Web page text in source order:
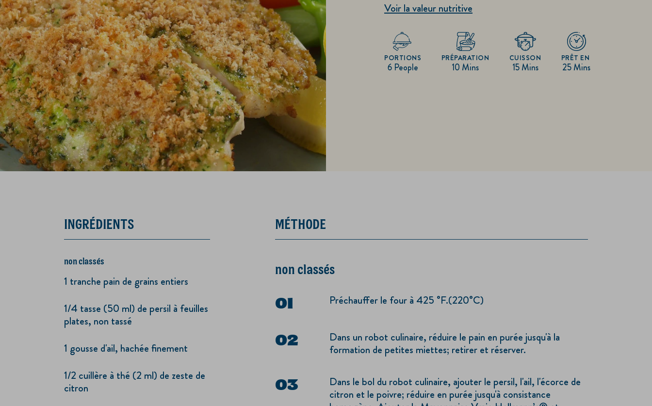
Voir la valeur nutritive
6 People
PORTIONS
10 Mins
PRÉPARATION
15 Mins
CUISSON
25 Mins
PRÊT EN
INGRÉDIENTS
non classés
1 tranche pain de grains entiers
1/4 tasse (50 ml) de persil à feuilles
plates, non tassé
1 gousse d'ail, hachée finement
1/2 cuillère à thé (2 ml) de zeste de
citron
MÉTHODE
non classés
Préchauffer le four à 425 °F.(220°C)
Dans un robot culinaire, réduire le pain en purée jusqu'à la
formation de petites miettes; retirer et réserver.
Dans le bol du robot culinaire, ajouter le persil, l'ail, l'écorce de
citron et le poivre; réduire en purée jusqu'à consistance